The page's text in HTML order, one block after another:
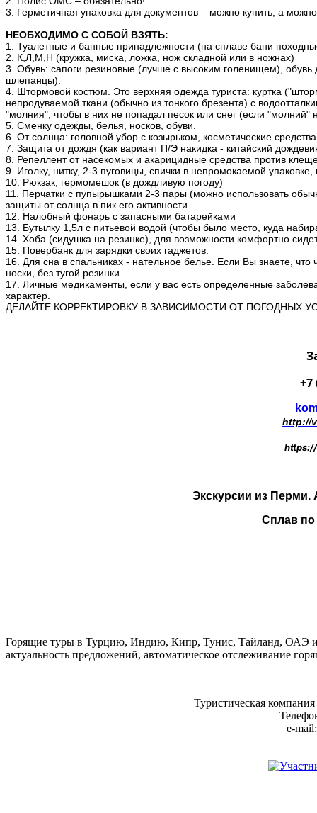
3. Герметичная упаковка для документов – можно купить, а
НЕОБХОДИМО С СОБОЙ ВЗЯТЬ:
1. Туалетные и банные принадлежности (на сплаве бани
2. К,Л,М,Н (кружка, миска, ложка, нож складной или в ножнах)
3. Обувь: сапоги резиновые (лучше с высоким голенищем),
шлепанцы).
4. Штормовой костюм. Это верхняя одежда туриста: куртка
непродуваемой ткани (обычно из тонкого брезента) с
"молния", чтобы в них не попадал песок или снег (если "молний"
5. Сменку одежды, белья, носков, обуви.
6. От солнца: головной убор с козырьком, косметические
7. Защита от дождя (как вариант П/Э накидка - китайский
8. Репеллент от насекомых и акарицидные средства против
9. Иголку, нитку, 2-3 пуговицы, спички в непромокаемой
10. Рюкзак, гермомешок (в дождливую погоду)
11. Перчатки с пупырышками 2-3 пары (можно использовать
защиты от солнца в пик его активности.
12. Налобный фонарь с запасными батарейками
13. Бутылку 1,5л с питьевой водой (чтобы было место, куда
14. Хоба (сидушка на резинке), для возможности комфортно
15. Повербанк для зарядки своих гаджетов.
16. Для сна в спальниках - нательное белье. Если Вы знаете,
носки, без тугой резинки.
17. Личные медикаменты, если у вас есть определенные
характер.
ДЕЛАЙТЕ КОРРЕКТИРОВКУ В ЗАВИСИМОСТИ ОТ ПОГОДНЫХ
+7
http://
Экскурсии из Перми.
Сплав по
Горящие туры в Турцию, Индию, Кипр, Тунис, Тайланд, ОАЭ и
актуальность предложений, автоматическое отслеживание
Туристическая
e-